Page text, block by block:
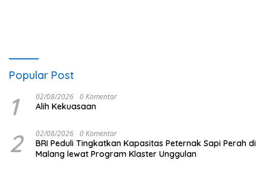
Popular Post
1 02/08/2026 0 Komentar
Alih Kekuasaan
2 02/08/2026 0 Komentar
BRI Peduli Tingkatkan Kapasitas Peternak Sapi Perah di
Malang lewat Program Klaster Unggulan